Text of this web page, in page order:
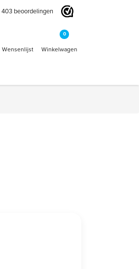
403 beoordelingen
Wensenlijst
0
Winkelwagen